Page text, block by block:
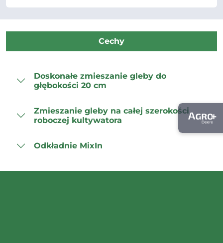
Cechy
Doskonałe zmieszanie gleby do
głębokości 20 cm
Zmieszanie gleby na całej szerokości
roboczej kultywatora
Odkładnie MixIn